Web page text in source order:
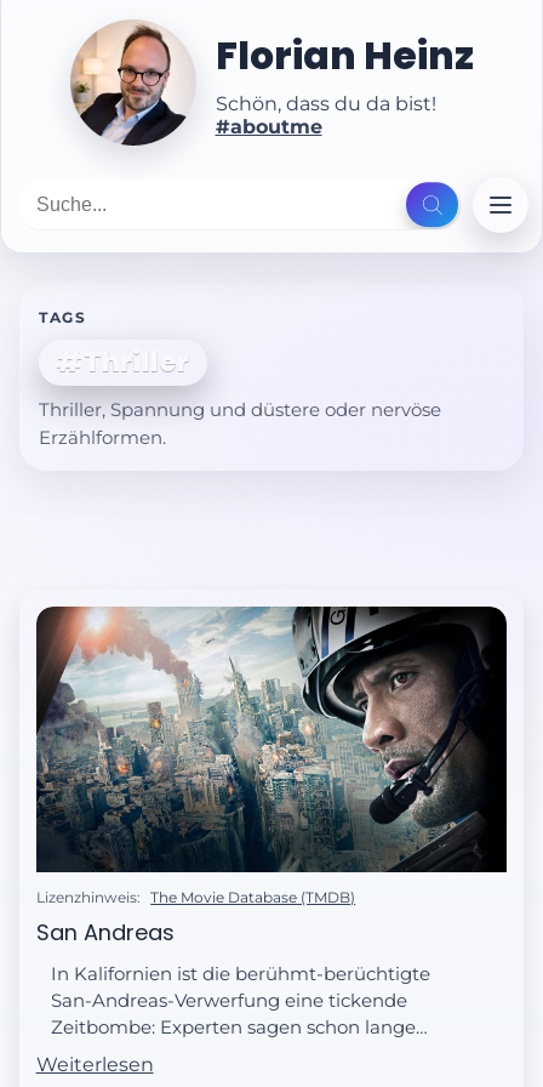
Florian Heinz
Schön, dass du da bist!
#aboutme
TAGS
#Thriller
Thriller, Spannung und düstere oder nervöse
Erzählformen.
Lizenzhinweis: The Movie Database (TMDB)
San Andreas
In Kalifornien ist die berühmt-berüchtigte
San-Andreas-Verwerfung eine tickende
Zeitbombe: Experten sagen schon lange
voraus, dass es irgendwann mal zu einem
verheerenden Erdbeben kommen muss,
Weiterlesen